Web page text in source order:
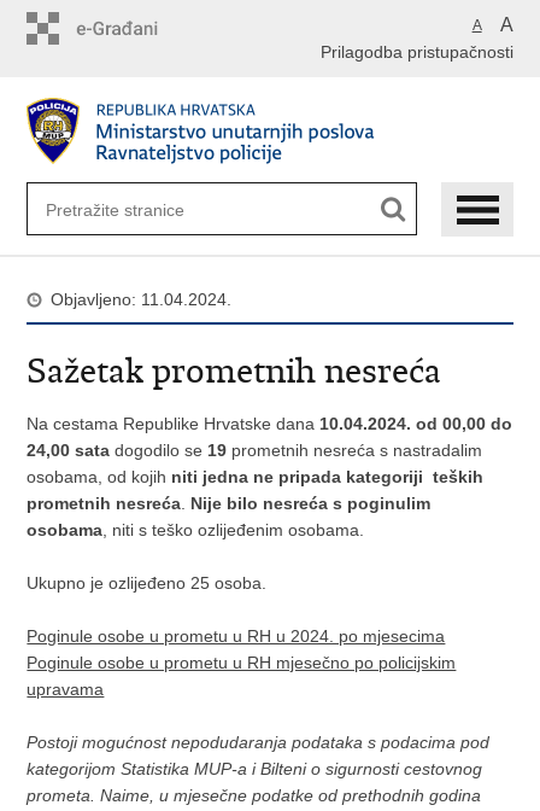
A A
Prilagodba pristupačnosti
Objavljeno: 11.04.2024.
Sažetak prometnih nesreća
Na cestama Republike Hrvatske dana 10.04.2024. od 00,00 do
24,00 sata dogodilo se 19 prometnih nesreća s nastradalim
osobama, od kojih niti jedna ne pripada kategoriji teških
prometnih nesreća Nije bilo nesreća s poginulim
osobama , niti s teško ozlijeđenim osobama.
Ukupno je ozlijeđeno 25 osoba.
Poginule osobe u prometu u RH u 2024. po mjesecima
Poginule osobe u prometu u RH mjesečno po policijskim
upravama
Postoji mogućnost nepodudaranja podataka s podacima pod
kategorijom Statistika MUP-a i Bilteni o sigurnosti cestovnog
prometa. Naime, u mjesečne podatke od prethodnih godina